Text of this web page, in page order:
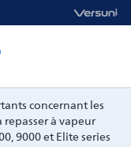
concernant les
repasser à vapeur
9000 et Elite series